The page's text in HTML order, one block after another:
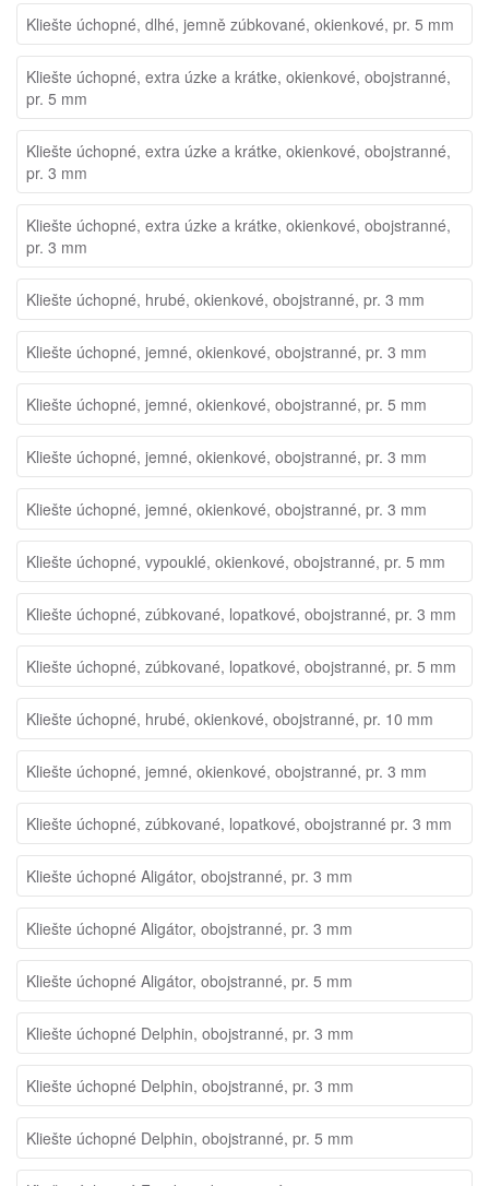
Kliešte úchopné, dlhé, jemně zúbkované, okienkové, pr. 5 mm
Kliešte úchopné, extra úzke a krátke, okienkové, obojstranné,
pr. 5 mm
Kliešte úchopné, extra úzke a krátke, okienkové, obojstranné,
pr. 3 mm
Kliešte úchopné, extra úzke a krátke, okienkové, obojstranné,
pr. 3 mm
Kliešte úchopné, hrubé, okienkové, obojstranné, pr. 3 mm
Kliešte úchopné, jemné, okienkové, obojstranné, pr. 3 mm
Kliešte úchopné, jemné, okienkové, obojstranné, pr. 5 mm
Kliešte úchopné, jemné, okienkové, obojstranné, pr. 3 mm
Kliešte úchopné, jemné, okienkové, obojstranné, pr. 3 mm
Kliešte úchopné, vypouklé, okienkové, obojstranné, pr. 5 mm
Kliešte úchopné, zúbkované, lopatkové, obojstranné, pr. 3 mm
Kliešte úchopné, zúbkované, lopatkové, obojstranné, pr. 5 mm
Kliešte úchopné, hrubé, okienkové, obojstranné, pr. 10 mm
Kliešte úchopné, jemné, okienkové, obojstranné, pr. 3 mm
Kliešte úchopné, zúbkované, lopatkové, obojstranné pr. 3 mm
Kliešte úchopné Aligátor, obojstranné, pr. 3 mm
Kliešte úchopné Aligátor, obojstranné, pr. 3 mm
Kliešte úchopné Aligátor, obojstranné, pr. 5 mm
Kliešte úchopné Delphin, obojstranné, pr. 3 mm
Kliešte úchopné Delphin, obojstranné, pr. 3 mm
Kliešte úchopné Delphin, obojstranné, pr. 5 mm